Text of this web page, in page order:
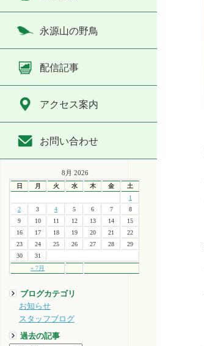
永源山の野鳥
配信記事
アクセス案内
お問い合わせ
8月 2026
日 月 火 水 木 金 土
« 7月
1
2
3 4 5 6 7
8
9
10 11 12 13 14
15
16
17 18 19 20 21
22
23
24 25 26 27 28
29
30
31
ブログカテゴリ
お知らせ
スタッフブログ
過去の記事